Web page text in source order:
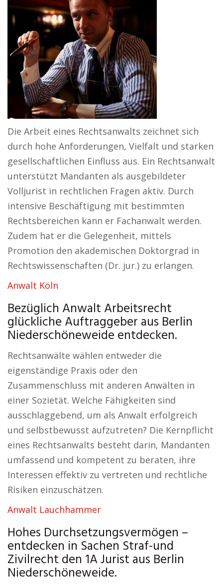
Die Arbeit eines Rechtsanwalts zeichnet sich
durch hohe Anforderungen, Vielfalt und starken
gesellschaftlichen Einfluss aus. Ein Rechtsanwalt
unterstützt Mandanten als ausgebildeter
Volljurist in rechtlichen Fragen aktiv. Durch
intensive Beschäftigung mit bestimmten
Rechtsbereichen kann er Fachanwalt werden.
Zudem hat er die Gelegenheit, mittels
Promotion den akademischen Doktorgrad in
Rechtswissenschaften (Dr. jur.) zu erlangen.
Anwalt Köln
Bezüglich Anwalt Arbeitsrecht
glückliche Auftraggeber aus Berlin
Niederschöneweide entdecken.
Rechtsanwälte wählen entweder die
eigenständige Praxis oder den
Zusammenschluss mit anderen Anwälten in
einer Sozietät. Welche Fähigkeiten sind
ausschlaggebend, um als Anwalt erfolgreich
und selbstbewusst aufzutreten? Die Kernpflicht
eines Rechtsanwalts besteht darin, Mandanten
umfassend und kompetent zu beraten, ihre
Interessen effektiv zu vertreten und rechtliche
Risiken einzuschätzen.
Anwalt Lauchhammer
Hohes Durchsetzungsvermögen –
entdecken in Sachen Straf-und
Zivilrecht den 1A Jurist aus Berlin
Niederschöneweide.